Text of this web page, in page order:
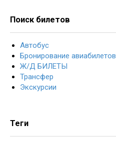
Поиск билетов
Автобус
Бронирование авиабилетов
Ж/Д БИЛЕТЫ
Трансфер
Экскурсии
Теги